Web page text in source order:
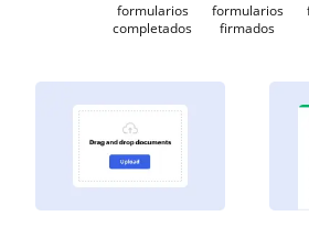
formularios
completados
formularios
firmados